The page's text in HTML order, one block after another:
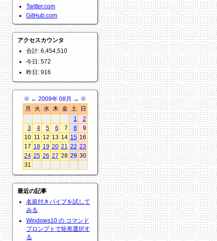
Twitter.com
GitHub.com
アクセスカウンタ
合計: 6,454,510
今日: 572
昨日: 916
※ ← 2009年 08月 → ※
月
火 水 木 金 土
日
1
2
3
4 5 6 7 8
9
10 11 12 13 14 15 16
17 18 19 20 21 22 23
24 25 26 27 28 29 30
31
最近の記事
名前付きパイプを試して
みる
Windows10 の コマンド
プロンプトで矩形選択す
る